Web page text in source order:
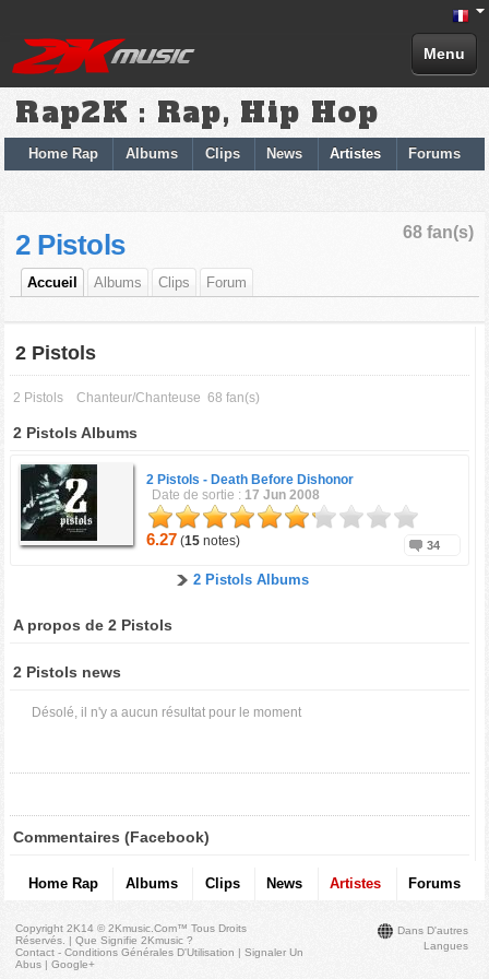
Menu
Rap2K : Rap, Hip Hop
Home Rap Albums Clips News Artistes Forums
68 fan(s)
2 Pistols
Accueil Albums Clips Forum
2 Pistols
2 Pistols Chanteur/Chanteuse 68 fan(s)
2 Pistols Albums
2 Pistols - Death Before Dishonor
Date de sortie : 17 Jun 2008
6.27 (15 notes) 34
2 Pistols Albums
A propos de 2 Pistols
2 Pistols news
Désolé, il n'y a aucun résultat pour le moment
Commentaires (Facebook)
Home Rap Albums Clips News Artistes Forums
Dans D'autres
Langues
Copyright 2K14 © 2Kmusic.com™Tous Droits
Réservés . |Que Signifie 2Kmusic ?
Contact - Conditions Générales D'Utilisation |Signaler Un
Abus |Google+